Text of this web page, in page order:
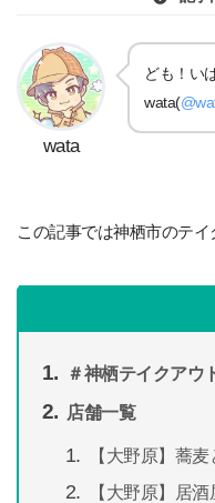
wata
ども！い
wata(
この記事では神栖市のテイ
＃神栖テイクアウ
店舗一覧
【大野原】蕎
【大野原】居